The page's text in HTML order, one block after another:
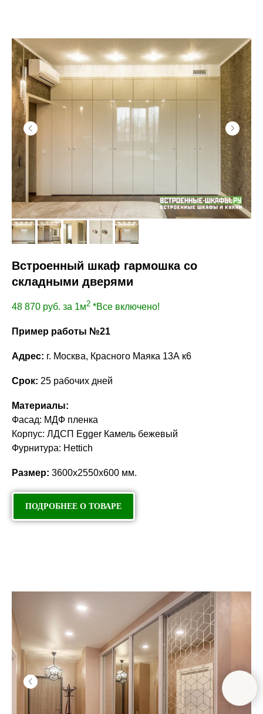
Встроенный шкаф гармошка со
складными дверями
48 870 руб. за 1м2 *Все включено!
Пример работы №21
Адрес: г. Москва, Красного Маяка 13А к6
Срок: 25 рабочих дней
Материалы:
Фасад: МДФ пленка
Корпус: ЛДСП Egger Камель бежевый
Фурнитура: Hettich
Размер: 3600х2550х600 мм.
ПОДРОБНЕЕ О ТОВАРЕ